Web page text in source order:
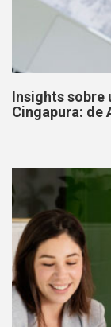
Insights sobre
Cingapura: de